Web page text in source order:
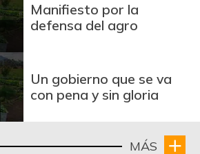
Manifiesto por la
defensa del agro
Un gobierno que se va
con pena y sin gloria
MÁS